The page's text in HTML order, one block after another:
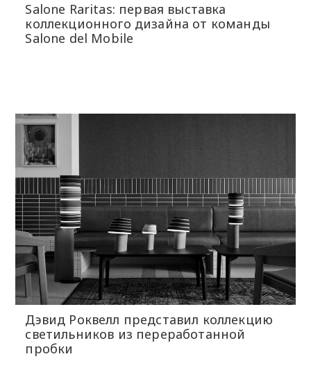
Salone Raritas: первая выставка
коллекционного дизайна от команды
Salone del Mobile
Дэвид Роквелл представил коллекцию
светильников из переработанной
пробки